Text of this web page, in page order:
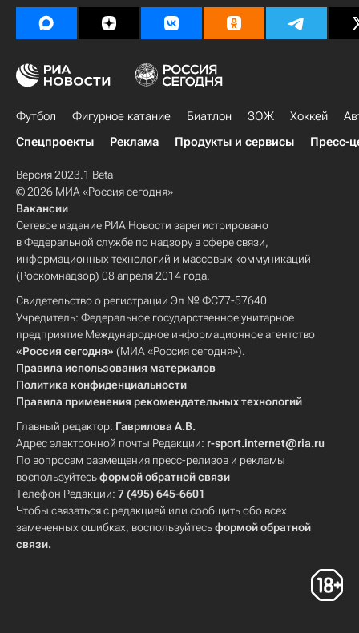
Футбол Фигурное катание Биатлон ЗОЖ Хоккей
Спецпроекты
Реклама Продукты и сервисы Пресс-
Версия 2023.1 Beta
© 2026 МИА «Россия сегодня»
Вакансии
Сетевое издание РИА Новости зарегистрировано
в Федеральной службе по надзору в сфере связи,
информационных технологий и массовых коммуникаций
(Роскомнадзор) 08 апреля 2014 года.
Свидетельство о регистрации Эл № ФС77-57640
Учредитель: Федеральное государственное унитарное
предприятие Международное информационное агентство
«Россия сегодня» (МИА «Россия сегодня»).
Правила использования материалов
Политика конфиденциальности
Правила применения рекомендательных технологий
Главный редактор: Гаврилова А.В.
Адрес электронной почты Редакции: r-sport.internet@ria.ru
По вопросам размещения пресс-релизов и рекламы
воспользуйтесьформой обратной связи
Телефон Редакции: 7 (495) 645-6601
Чтобы связаться с редакцией или сообщить обо всех
замеченных ошибках, воспользуйтесьформой обратной
связи.